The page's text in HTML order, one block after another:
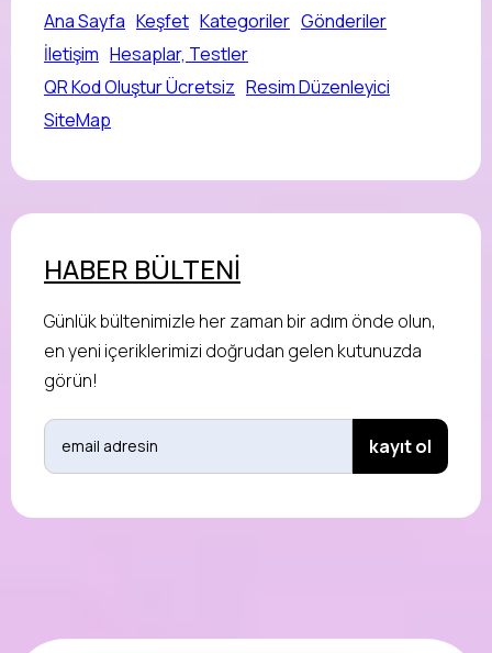
Ana Sayfa Keşfet Kategoriler Gönderiler
İletişim Hesaplar, Testler
QR Kod Oluştur Ücretsiz Resim Düzenleyici
SiteMap
HABER BÜLTENİ
Günlük bültenimizle her zaman bir adım önde olun,
en yeni içeriklerimizi doğrudan gelen kutunuzda
görün!